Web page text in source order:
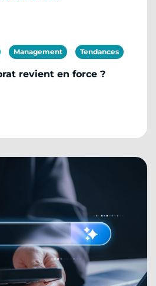
Management Tendances
revient en force ?